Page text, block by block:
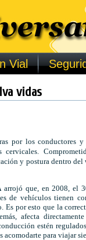
Vial
vidas
por los conductores
cervicales.
y postura dentro
arrojó que, en 2008, el
de vehículos tienen
Es por esto que la
afecta
estén
acomodarte para viajar